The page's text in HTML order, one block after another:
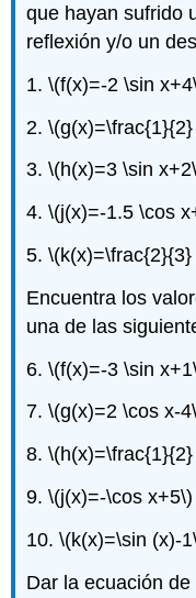
que hayan sufrido
reflexión y/o un
1.\(f(x)=-2 \sin
2.
3.\(h(x)=3 \sin
4.\(j(x)=-1.5 \cos
5.
Encuentra los
una de las
6.\(f(x)=-3 \sin
7.\(g(x)=2 \cos x-
8.
9.\(j(x)=-\cos x+5\)
10.\(k(x)=\sin (x)-
Dar la ecuación